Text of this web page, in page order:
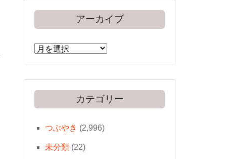
アーカイブ
ア
ー
カ
カテゴリー
つぶやき (2,996)
未分類(22)